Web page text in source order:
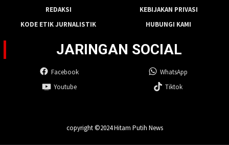
REDAKSI
KEBIJAKAN PRIVASI
KODE ETIK JURNALISTIK
HUBUNGI KAMI
JARINGAN SOCIAL
Facebook
WhatsApp
Youtube
Tiktok
copyright ©2024 Hitam Putih News